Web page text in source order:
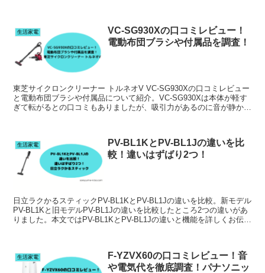
生活家電
VC-SG930Xの口コミレビュー！
電動布団ブラシや付属品を調査！
東芝サイクロンクリーナー トルネオV VC-SG930Xの口コミレビュー
と電動布団ブラシや付属品について紹介。VC-SG930Xは本体が軽す
ぎて転がるとの口コミもありましたが、吸引力があるのに音が静かと
生活家電
PV-BL1KとPV-BL1Jの違いを比
較！違いはずばり2つ！
日立ラクかるスティックPV-BL1KとPV-BL1Jの違いを比較。新モデル
PV-BL1Kと旧モデルPV-BL1Jの違いを比較したところ2つの違いがあ
りました。本文ではPV-BL1KとPV-BL1Jの違いと機能を詳しくお伝え
生活家電
F-YZVX60の口コミレビュー！音
や電気代を徹底調査！パナソニッ